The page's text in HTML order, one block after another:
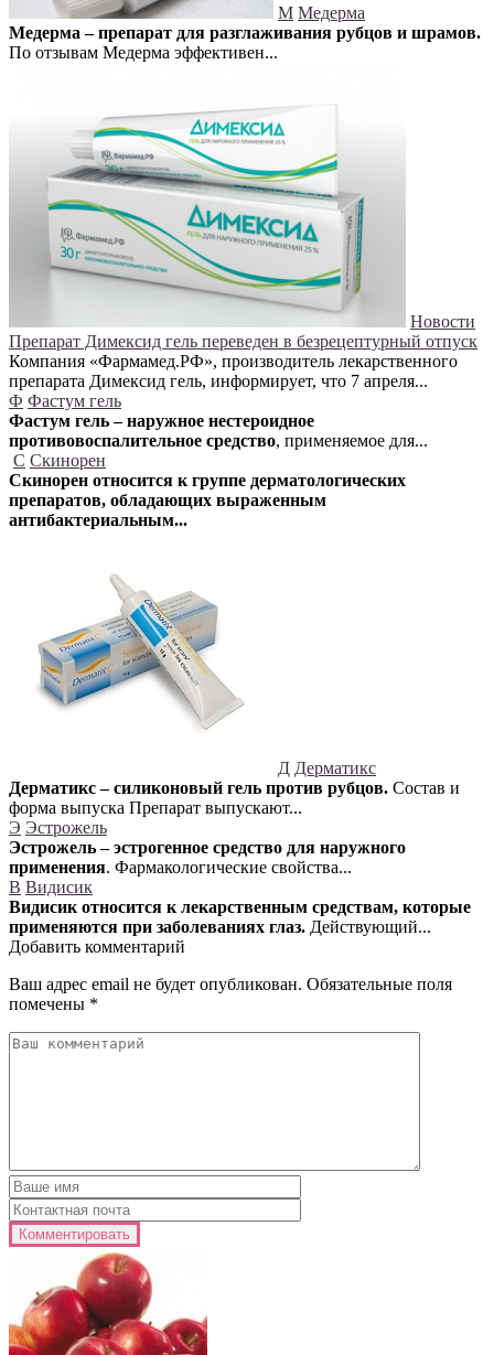
М Медерма
Медерма – препарат для разглаживания рубцов и шрамов.
По отзывам Медерма эффективен...
Новости
Препарат Димексид гель переведен в безрецептурный отпуск
Компания «Фармамед.РФ», производитель лекарственного
препарата Димексид гель, информирует, что 7 апреля...
Ф Фастум гель
Фастум гель – наружное нестероидное
противовоспалительное средство, применяемое для...
С Скинорен
Скинорен относится к группе дерматологических
препаратов, обладающих выраженным
антибактериальным...
Д Дерматикс
Дерматикс – силиконовый гель против рубцов. Состав и
форма выпуска Препарат выпускают...
Э Эстрожель
Эстрожель – эстрогенное средство для наружного
применения. Фармакологические свойства...
В Видисик
Видисик относится к лекарственным средствам, которые
применяются при заболеваниях глаз. Действующий...
Добавить комментарий
Ваш адрес email не будет опубликован. Обязательные поля
помечены *